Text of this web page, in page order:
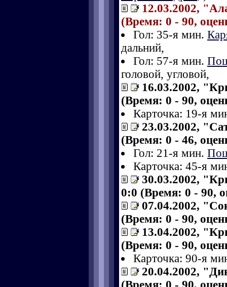
12.03.2002,
(Время: 0 - 90,
Гол: 35-я мин.
дальний,
Гол: 57-я мин.
головой, угловой,
16.03.2002,
(Время: 0 - 90,
Карточка: 19-я
23.03.2002,
(Время: 0 - 46,
Гол: 21-я мин.
Карточка: 45-я
30.03.2002,
0:0 (Время: 0 - 90,
07.04.2002,
(Время: 0 - 90,
13.04.2002,
(Время: 0 - 90,
Карточка: 90-я
20.04.2002,